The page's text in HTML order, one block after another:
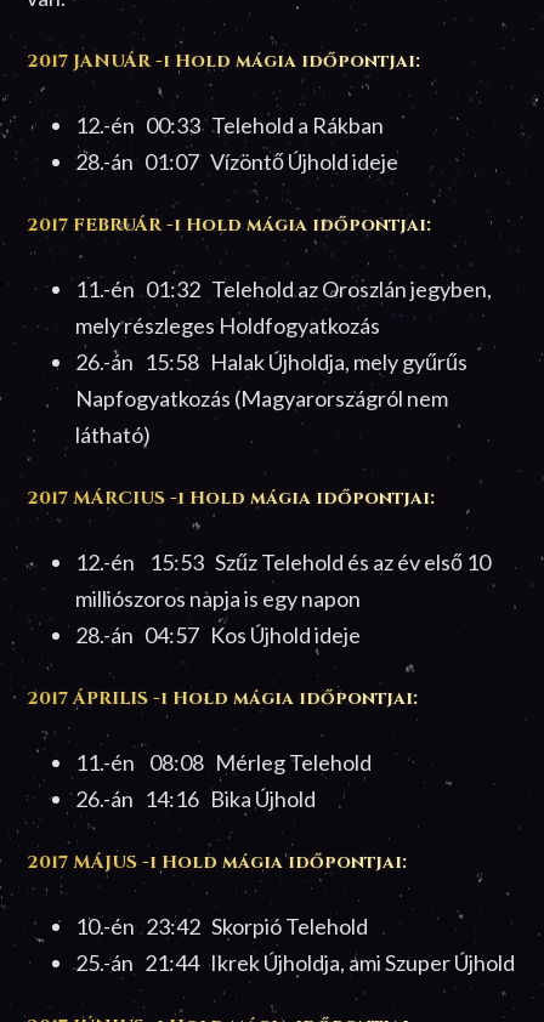
2017 JANUÁR -i Hold mágia időpontjai:
12.-én 00:33 Telehold a Rákban
28.-án 01:07 Vízöntő Újhold ideje
2017 FEBRUÁR -i Hold mágia időpontjai:
11.-én 01:32 Telehold az Oroszlán jegyben,
mely részleges Holdfogyatkozás
26.-án 15:58 Halak Újholdja, mely gyűrűs
Napfogyatkozás (Magyarországról nem
látható)
2017 MÁRCIUS -i Hold mágia időpontjai:
12.-én 15:53 Szűz Telehold és az év első 10
milliószoros napja is egy napon
28.-án 04:57 Kos Újhold ideje
2017 ÁPRILIS -i Hold mágia időpontjai:
11.-én 08:08 Mérleg Telehold
26.-án 14:16 Bika Újhold
2017 MÁJUS -i Hold mágia időpontjai:
10.-én 23:42 Skorpió Telehold
25.-án 21:44 Ikrek Újholdja, ami Szuper Újhold